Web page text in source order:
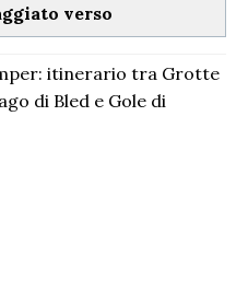
verso
itinerario tra Grotte
di Bled e Gole di